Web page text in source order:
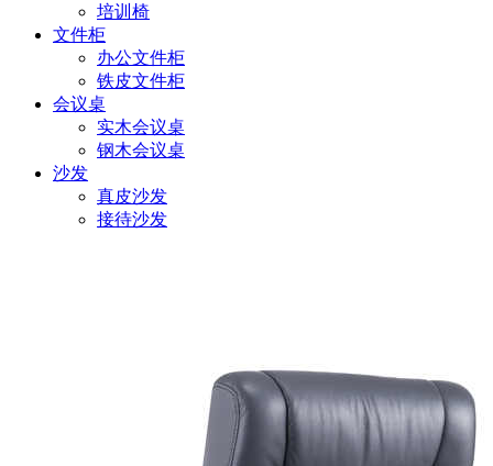
培训椅
文件柜
办公文件柜
铁皮文件柜
会议桌
实木会议桌
钢木会议桌
沙发
真皮沙发
接待沙发